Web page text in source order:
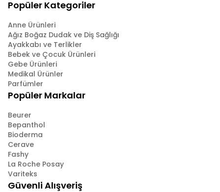
Popüler Kategoriler
Anne Ürünleri
Ağız Boğaz Dudak ve Diş Sağlığı
Ayakkabı ve Terlikler
Bebek ve Çocuk Ürünleri
Gebe Ürünleri
Medikal Ürünler
Parfümler
Popüler Markalar
Beurer
Bepanthol
Bioderma
Cerave
Fashy
La Roche Posay
Variteks
Güvenli Alışveriş